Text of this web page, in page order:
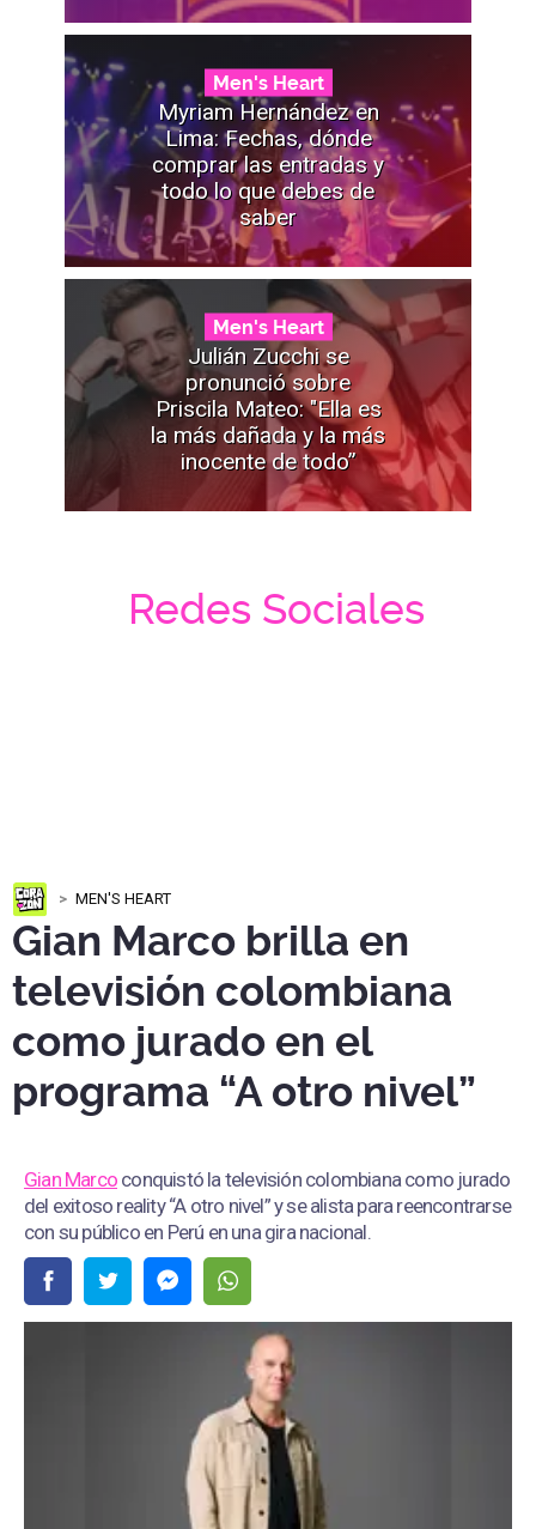
Men's Heart
Myriam Hernández en
Lima: Fechas, dónde
comprar las entradas y
todo lo que debes de
saber
Men's Heart
Julián Zucchi se
pronunció sobre
Priscila Mateo: "Ella es
la más dañada y la más
inocente de todo”
Redes Sociales
MEN'S HEART
Gian Marco brilla en
televisión colombiana
como jurado en el
programa “A otro nivel”
Gian Marco conquistó la televisión colombiana como jurado
del exitoso reality “A otro nivel” y se alista para reencontrarse
con su público en Perú en una gira nacional.